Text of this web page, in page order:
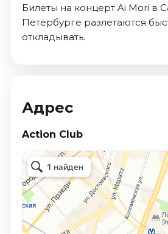
Билеты на концерт Ai Mori в
Петербурге разлетаются
откладывать.
Адрес
Action Club